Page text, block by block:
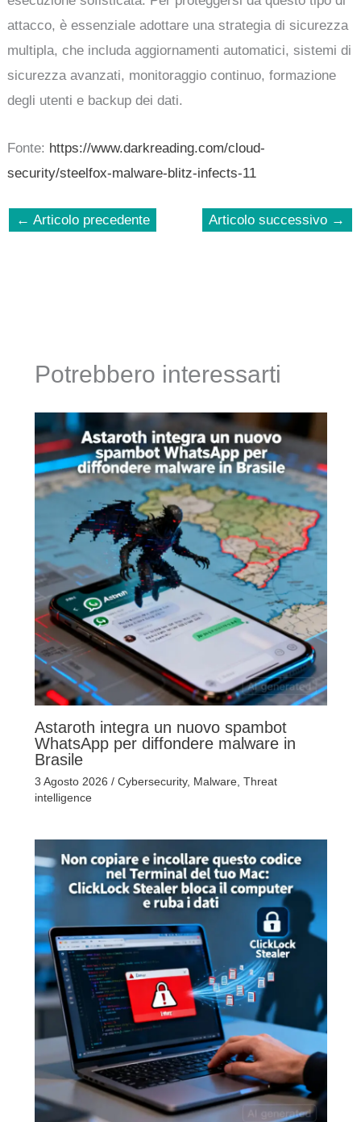
attacco, è essenziale adottare una strategia di sicurezza
multipla, che includa aggiornamenti automatici, sistemi di
sicurezza avanzati, monitoraggio continuo, formazione
degli utenti e backup dei dati.
Fonte: https://www.darkreading.com/cloud-
security/steelfox-malware-blitz-infects-11
← Articolo precedente Articolo successivo →
Potrebbero interessarti
Astaroth integra un nuovo spambot
WhatsApp per diffondere malware in
Brasile
3 Agosto 2026 / Cybersecurity, Malware, Threat
intelligence